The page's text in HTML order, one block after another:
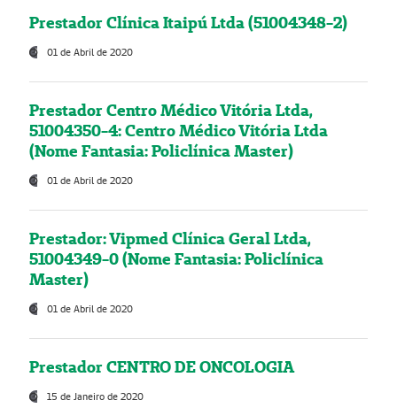
Prestador Clínica Itaipú Ltda (51004348-2)
01 de Abril de 2020
Prestador Centro Médico Vitória Ltda,
51004350-4: Centro Médico Vitória Ltda
(Nome Fantasia: Policlínica Master)
01 de Abril de 2020
Prestador: Vipmed Clínica Geral Ltda,
51004349-0 (Nome Fantasia: Policlínica
Master)
01 de Abril de 2020
Prestador CENTRO DE ONCOLOGIA
15 de Janeiro de 2020